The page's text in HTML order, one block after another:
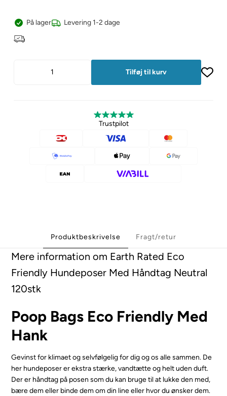
På lager Levering 1-2 dage
Trustpilot
Produktbeskrivelse Fragt/retur
Mere information om Earth Rated Eco
Friendly Hundeposer Med Håndtag Neutral
120stk
Poop Bags Eco Friendly Med
Hank
Gevinst for klimaet og selvfølgelig for dig og os alle sammen. De
her hundeposer er ekstra stærke, vandtætte og helt uden duft.
Der er håndtag på posen som du kan bruge til at lukke den med,
bære dem eller binde dem om din line eller hvor du ønsker dem.